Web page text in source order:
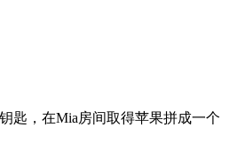
匙，在Mia房间取得苹果拼成一个